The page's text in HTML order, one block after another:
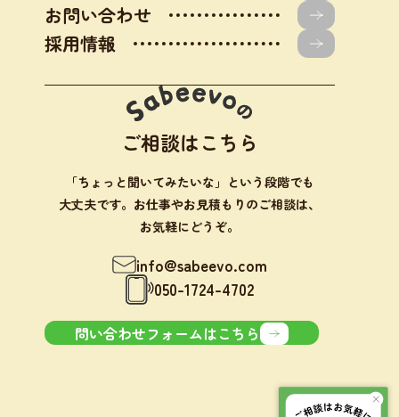
お問い合わせ
採用情報
ご相談はこちら
「ちょっと聞いてみたいな」という段階でも
大丈夫です。お仕事やお見積もりのご相談は、
お気軽にどうぞ。
info@sabeevo.com
050-1724-4702
問い合わせフォームはこちら